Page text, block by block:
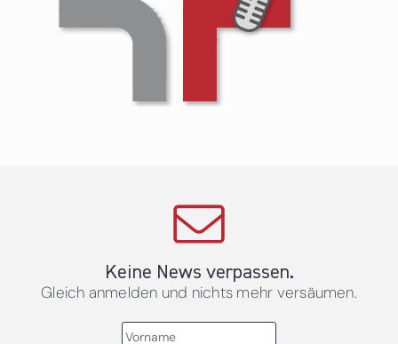
Keine News verpassen.
Gleich anmelden und nichts mehr versäumen.